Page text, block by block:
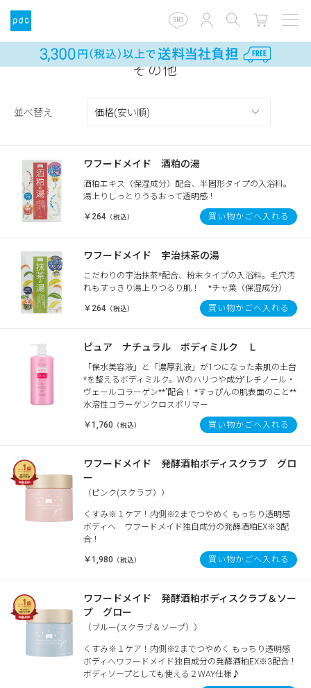
その他
並べ替え
ワフードメイド 酒粕の湯
酒粕エキス（保湿成分）配合、半固形タイプの入浴料。
湯上りしっとりうるおって透明感！
￥264 （税込） 買い物かごへ入れる
ワフードメイド 宇治抹茶の湯
こだわりの宇治抹茶*配合、粉末タイプの入浴料。毛穴汚
れもすっきり湯上りつるり肌！ *チャ葉（保湿成分）
￥264 （税込） 買い物かごへ入れる
ピュア ナチュラル ボディミルク Ｌ
「保水美容液」と「濃厚乳液」が1つになった素肌の土台
*を整えるボディミルク。Wのハリつや成分“レチノール・
ヴェールコラーゲン**”配合！ *すっぴんの肌表面のこと**
水溶性コラーゲンクロスポリマー
￥1,760 （税込） 買い物かごへ入れる
ワフードメイド 発酵酒粕ボディスクラブ グロ
ー
（ピンク(スクラブ））
くすみ※１ケア！内側※2までつやめく もっちり透明感
ボディへ ワフードメイド独自成分の発酵酒粕EX※3配
合！
￥1,980 （税込） 買い物かごへ入れる
ワフードメイド 発酵酒粕ボディスクラブ＆ソー
プ グロー
（ブルー(スクラブ＆ソープ））
くすみ※１ケア！内側※2までつやめく もっちり透明感
ボディへワフードメイド独自成分の発酵酒粕EX※3配合！
ボディソープとしても使える２WAY仕様♪